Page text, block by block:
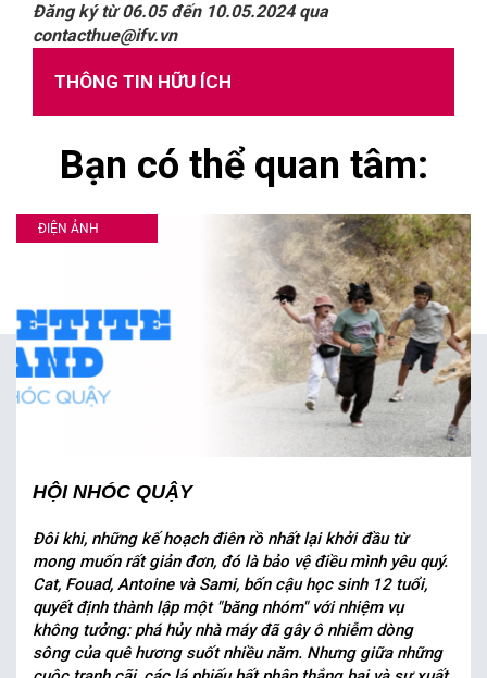
Đăng ký từ 06.05 đến 10.05.2024 qua
contacthue@ifv.vn
THÔNG TIN HỮU ÍCH
Bạn có thể quan tâm:
ĐIỆN ẢNH
HỘI NHÓC QUẬY
Đôi khi, những kế hoạch điên rồ nhất lại khởi đầu từ
mong muốn rất giản đơn, đó là bảo vệ điều mình yêu quý.
Cat, Fouad, Antoine và Sami, bốn cậu học sinh 12 tuổi,
quyết định thành lập một "băng nhóm" với nhiệm vụ
không tưởng: phá hủy nhà máy đã gây ô nhiễm dòng
sông của quê hương suốt nhiều năm. Nhưng giữa những